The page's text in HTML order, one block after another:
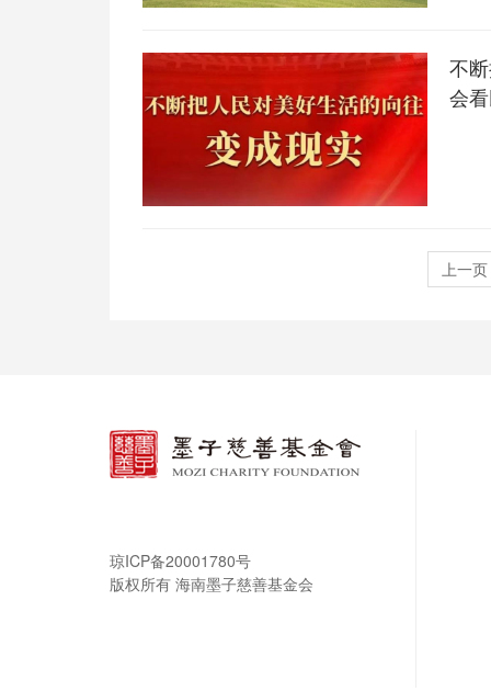
不
会
上一页
琼ICP备20001780号
版权所有 海南墨子慈善基金会